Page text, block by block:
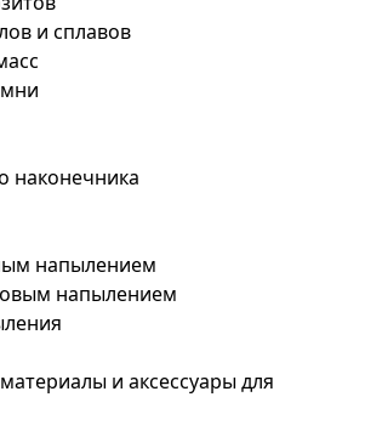
и сплавов
наконечника
напылением
напылением
и аксессуары для